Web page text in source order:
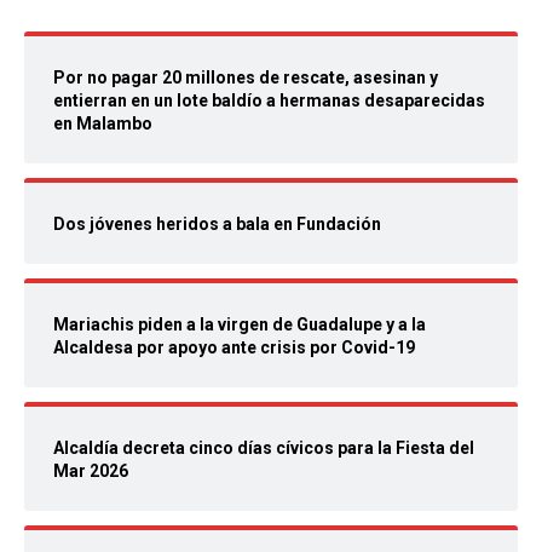
Por no pagar 20 millones de rescate, asesinan y
entierran en un lote baldío a hermanas desaparecidas
en Malambo
Dos jóvenes heridos a bala en Fundación
Mariachis piden a la virgen de Guadalupe y a la
Alcaldesa por apoyo ante crisis por Covid-19
Alcaldía decreta cinco días cívicos para la Fiesta del
Mar 2026